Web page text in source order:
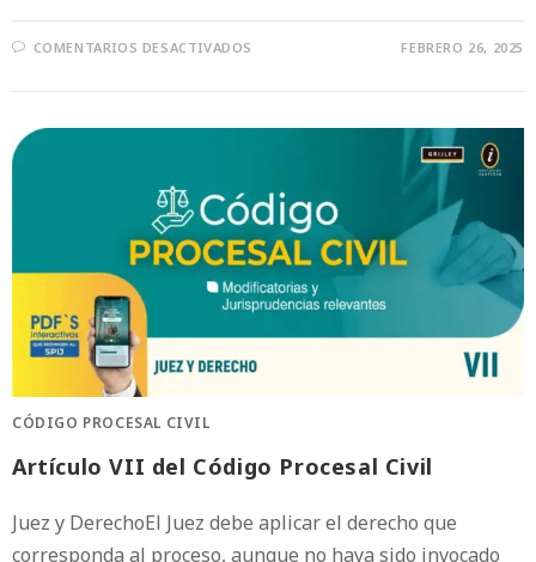
COMENTARIOS DESACTIVADOS FEBRERO 26, 2025
CÓDIGO PROCESAL CIVIL
Artículo VII del Código Procesal Civil
Juez y DerechoEl Juez debe aplicar el derecho que
corresponda al proceso, aunque no haya sido invocado